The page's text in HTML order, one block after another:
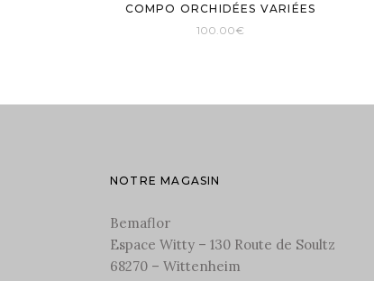
COMPO ORCHIDÉES VARIÉES
100.00€
NOTRE MAGASIN
Bemaflor
Espace Witty – 130 Route de Soultz
68270 – Wittenheim